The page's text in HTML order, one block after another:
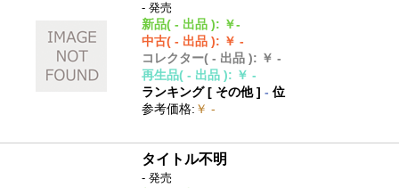
- 発売
新品( - 出品 ): ￥-
中古( - 出品 ): ￥ -
コレクター( - 出品 ): ￥ -
再生品( - 出品 ): ￥ -
ランキング [ その他]- 位
参考価格: ￥ -
タイトル不明
- 発売